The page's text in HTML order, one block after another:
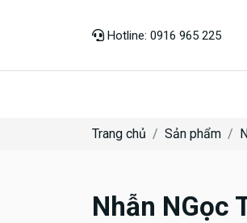
Hotline: 0916 965 225
Trang chủ Sản phẩm
Nhẫn NGọc